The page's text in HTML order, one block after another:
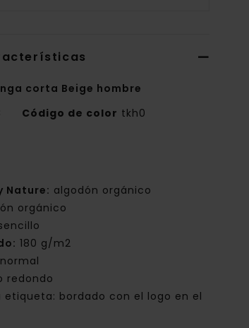
corta Beige hombre
Código de color tkh0
Nature: algodón orgánico
orgánico
180 g/m2
redondo
etiqueta: bordado con el logo en el